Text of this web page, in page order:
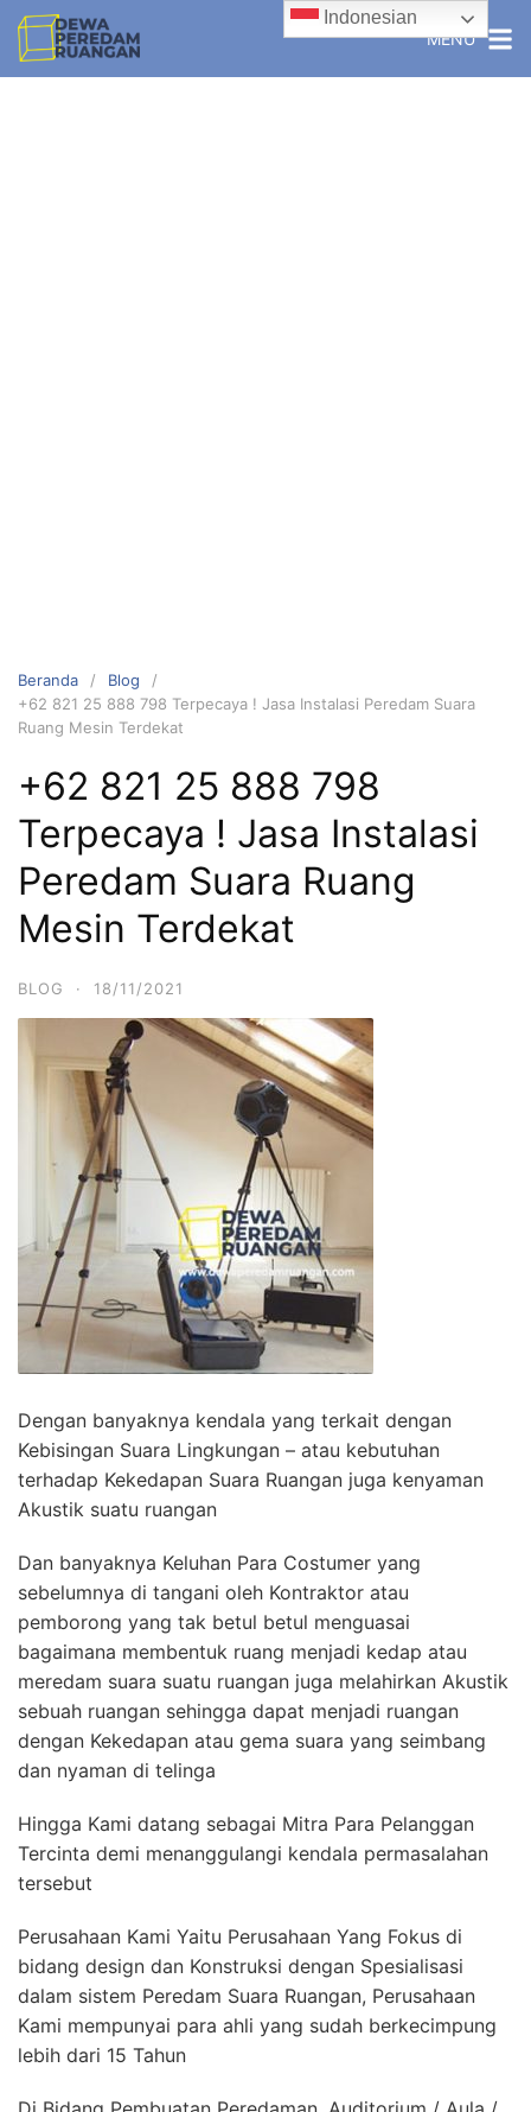
MENU
Beranda
Blog
+62 821 25 888 798 Terpecaya ! Jasa Instalasi Peredam Suara
Ruang Mesin Terdekat
+62 821 25 888 798
Terpecaya ! Jasa Instalasi
Peredam Suara Ruang
Mesin Terdekat
BLOG · 18/11/2021
Dengan banyaknya kendala yang terkait dengan
Kebisingan Suara Lingkungan – atau kebutuhan
terhadap Kekedapan Suara Ruangan juga kenyaman
Akustik suatu ruangan
Dan banyaknya Keluhan Para Costumer yang
sebelumnya di tangani oleh Kontraktor atau
pemborong yang tak betul betul menguasai
bagaimana membentuk ruang menjadi kedap atau
meredam suara suatu ruangan juga melahirkan Akustik
sebuah ruangan sehingga dapat menjadi ruangan
dengan Kekedapan atau gema suara yang seimbang
dan nyaman di telinga
Hingga Kami datang sebagai Mitra Para Pelanggan
Tercinta demi menanggulangi kendala permasalahan
tersebut
Perusahaan Kami Yaitu Perusahaan Yang Fokus di
bidang design dan Konstruksi dengan Spesialisasi
dalam sistem Peredam Suara Ruangan, Perusahaan
Kami mempunyai para ahli yang sudah berkecimpung
lebih dari 15 Tahun
Indonesian